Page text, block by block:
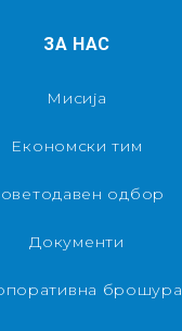
ЗА НАС
Мисија
Економски тим
одбор
Документи
брошура